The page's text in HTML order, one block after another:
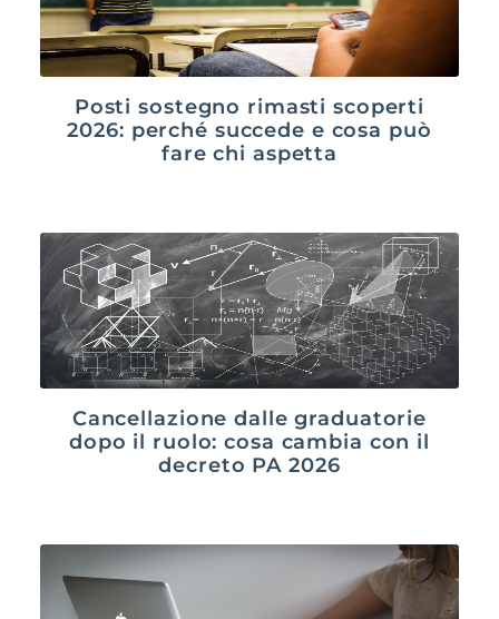
Posti sostegno rimasti scoperti
2026: perché succede e cosa può
fare chi aspetta
Cancellazione dalle graduatorie
dopo il ruolo: cosa cambia con il
decreto PA 2026